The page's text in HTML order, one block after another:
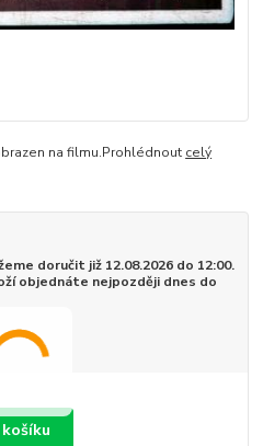
na filmu.Prohlédnout celý
doručit již 12.08.2026 do 12:00.
objednáte nejpozději dnes do